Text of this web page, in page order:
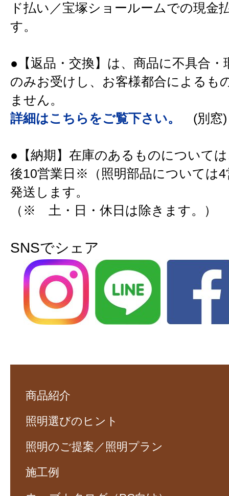
ド払い／宝塚ショールームでの現金
す。
●【返品・交換】は、商品に不具合・
のみお受けし、お客様都合によるも
ません。
詳細はこちらをご覧下さい。
(別窓)
●【納期】在庫のあるものについて
後10営業日※（照明部品については4
発送します。
（※ 土・日・休日は除きます。）
SNSでシェア
商品紹介
照明選びのヒント
照明のご提案／照明プラン
施工例